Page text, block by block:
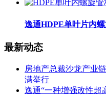
逸通HDPE单叶片内
最新动态
房地产总裁沙龙产业
满举行
逸通“一种增强改性超